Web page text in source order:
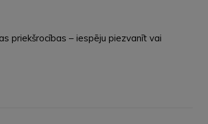
priekšrocības – iespēju piezvanīt vai